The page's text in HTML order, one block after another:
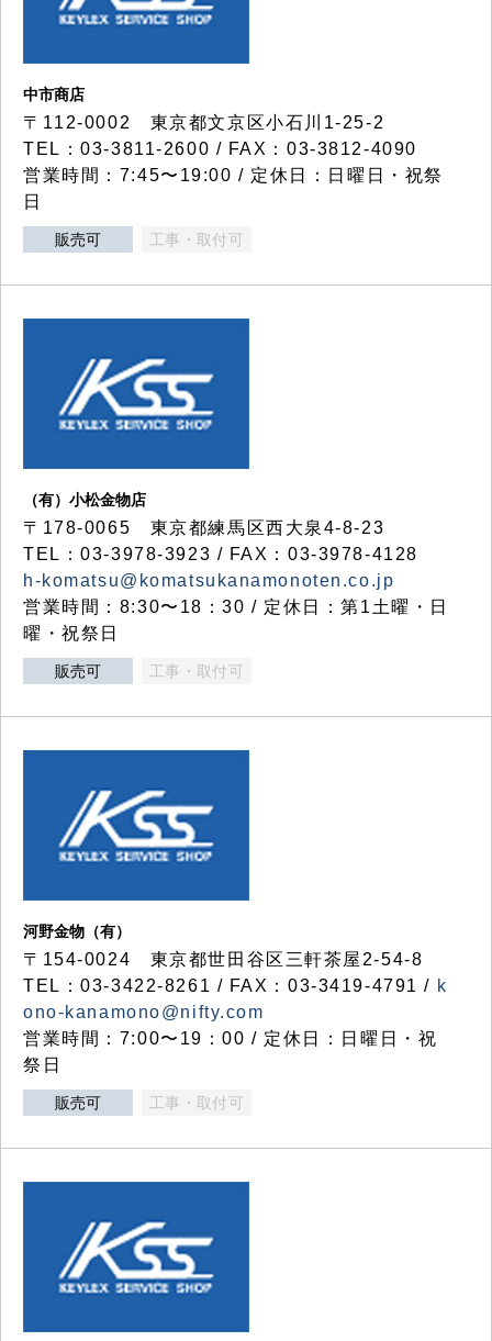
中市商店
〒112-0002 東京都文京区小石川1-25-2
TEL：03-3811-2600 / FAX：03-3812-4090
営業時間：7:45〜19:00 / 定休日：日曜日・祝祭
日
販売可 工事・取付可
（有）小松金物店
〒178-0065 東京都練馬区西大泉4-8-23
TEL：03-3978-3923 / FAX：03-3978-4128
h-komatsu@komatsukanamonoten.co.jp
営業時間：8:30〜18：30 / 定休日：第1土曜・日
曜・祝祭日
販売可 工事・取付可
河野金物（有）
〒154-0024 東京都世田谷区三軒茶屋2-54-8
TEL：03-3422-8261 / FAX：03-3419-4791 / k
ono-kanamono@nifty.com
営業時間：7:00〜19：00 / 定休日：日曜日・祝
祭日
販売可 工事・取付可